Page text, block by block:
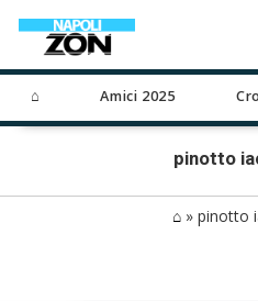
⌂ Amici 2025
pinotto
⌂ » pinotto